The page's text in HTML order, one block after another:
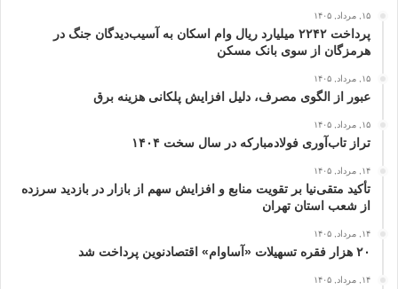
۱۵, مرداد, ۱۴۰۵
پرداخت ۲۲۴۲ میلیارد ریال وام اسکان به آسیب‌دیدگان جنگ در
هرمزگان از سوی بانک مسکن
۱۵, مرداد, ۱۴۰۵
عبور از الگوی مصرف، دلیل افزایش پلکانی هزینه برق
۱۵, مرداد, ۱۴۰۵
تراز تاب‌آوری فولادمبارکه در سال سخت ۱۴۰۴
۱۴, مرداد, ۱۴۰۵
تأکید متقی‌نیا بر تقویت منابع و افزایش سهم از بازار در بازدید سرزده
از شعب استان تهران
۱۴, مرداد, ۱۴۰۵
۲۰ هزار فقره تسهیلات «آساوام» اقتصادنوین پرداخت شد
۱۴, مرداد, ۱۴۰۵